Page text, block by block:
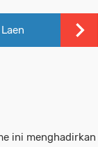
ini menghadirkan